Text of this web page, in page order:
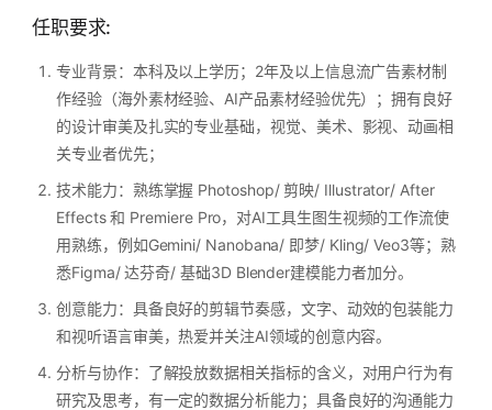
任职要求:
专业背景：本科及以上学历；2年及以上信息流广告素材制
作经验（海外素材经验、AI产品素材经验优先）；拥有良好
的设计审美及扎实的专业基础，视觉、美术、影视、动画相
关专业者优先；
技术能力：熟练掌握 Photoshop/ 剪映/ Illustrator/ After
Effects 和 Premiere Pro，对AI工具生图生视频的工作流使
用熟练，例如Gemini/ Nanobana/ 即梦/ Kling/ Veo3等；熟
悉Figma/ 达芬奇/ 基础3D Blender建模能力者加分。
创意能力：具备良好的剪辑节奏感，文字、动效的包装能力
和视听语言审美，热爱并关注AI领域的创意内容。
分析与协作：了解投放数据相关指标的含义，对用户行为有
研究及思考，有一定的数据分析能力；具备良好的沟通能力